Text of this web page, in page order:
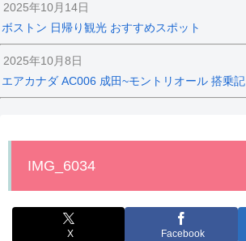
2025年10月14日
ボストン 日帰り観光 おすすめスポット
2025年10月8日
エアカナダ AC006 成田~モントリオール 搭乗記
IMG_6034
X Facebook